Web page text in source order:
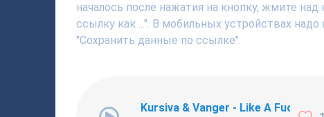
началось после нажатия на кнопку, жмите
ссылку как ...". В мобильных устройствах
"Сохранить данные по ссылке".
Kursiva & Vanger - Like A Fucking